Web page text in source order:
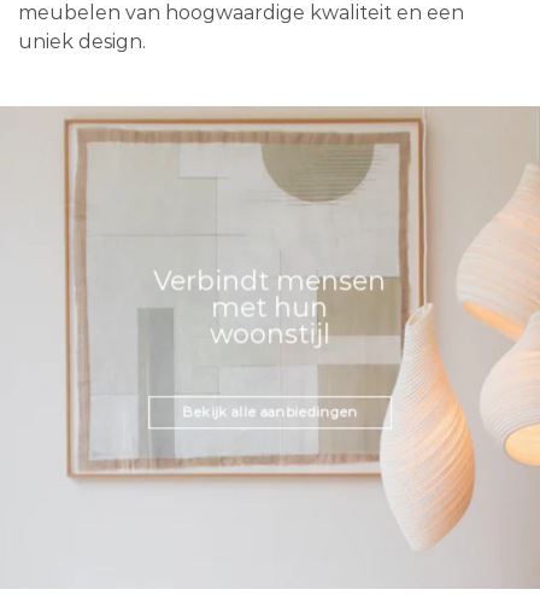
meubelen van hoogwaardige kwaliteit en een
uniek design.
Verbindt mensen
met hun
woonstijl
Bekijk alle aanbiedingen